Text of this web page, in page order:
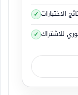
على مسافة
من هذا
عندما
:
الاختبارات
للاشتراك